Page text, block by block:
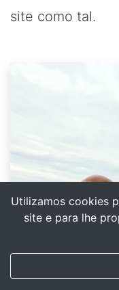
site como tal.
Modelo asiática
estereótipo
Utilizamos cookies
site e para lhe
Baixe o